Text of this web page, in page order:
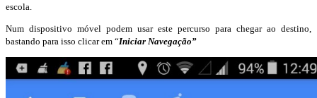
escola.
Num dispositivo móvel podem usar este percurso para chegar ao destino,
bastando para isso clicar em “Iniciar Navegação”